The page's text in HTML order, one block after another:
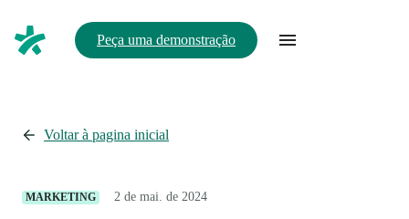
Peça uma demonstração
Voltar à pagina inicial
MARKETING 2 de mai. de 2024